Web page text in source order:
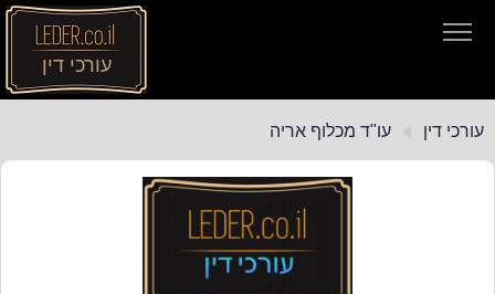
עורכי דין
עורכי דין
עורכי דין עו"ד מכלוף אריה